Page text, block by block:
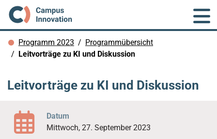
Skip to main content
Programm 2023
Programmübersicht
Leitvorträge zu KI und Diskussion
Leitvorträge zu KI und Diskussion
Datum
Mittwoch, 27. September 2023